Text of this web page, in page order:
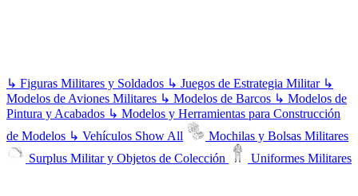
↳ Figuras Militares y Soldados ↳ Juegos de Estrategia Militar ↳
Modelos de Aviones Militares ↳ Modelos de Barcos ↳ Modelos de
Pintura y Acabados ↳ Modelos y Herramientas para Construcción
de Modelos ↳ Vehículos Show All
Mochilas y Bolsas Militares
Surplus Militar y Objetos de Colección
Uniformes Militares